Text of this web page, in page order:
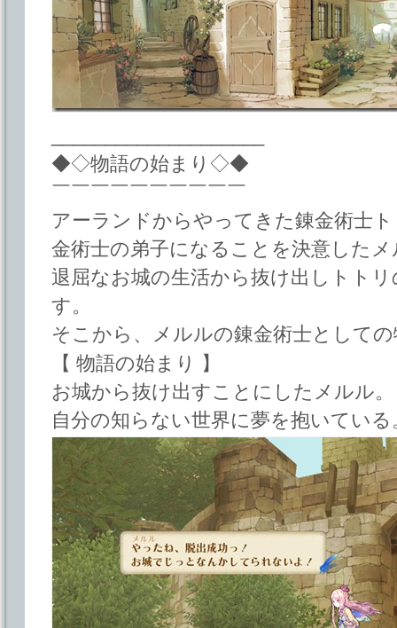
◆◇物語の始まり◇◆
￣￣￣￣￣￣￣￣￣￣
アーランドからやってきた錬金術士
金術士の弟子になることを決意したメ
退屈なお城の生活から抜け出しトト
す。
そこから、メルルの錬金術士として
【 物語の始まり 】
お城から抜け出すことにしたメルル。
自分の知らない世界に夢を抱いている